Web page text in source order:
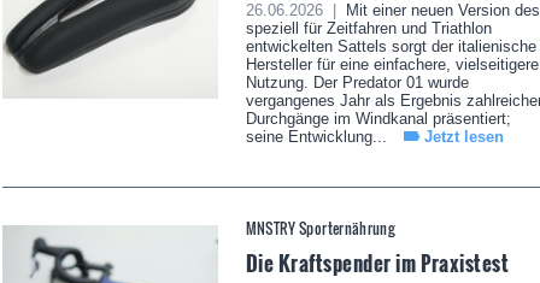
26.06.2026 |
Mit einer neuen Version des
speziell für Zeitfahren und Triathlon
entwickelten Sattels sorgt der italienische
Hersteller für eine einfachere, vielseitigere
Nutzung. Der Predator 01 wurde
vergangenes Jahr als Ergebnis
Durchgänge im Windkanal präsentiert;
seine Entwicklung...
Jetzt lesen
MNSTRY Sporternährung
Die Kraftspender im Praxistest